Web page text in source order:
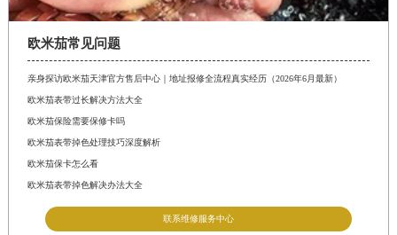
欧米茄常见问题
亲身探访欧米茄天津官方售后中心｜地址报修全流程真实经历（2026年6月最新）
欧米茄表带过长解决方法大全
欧米茄保险需要保修卡吗
欧米茄表带掉色处理技巧深度解析
欧米茄保卡怎么看
欧米茄表带掉色解决办法大全
联系维修服务中心